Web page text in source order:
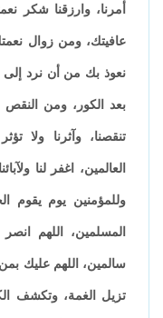
أمرنا، وارزقنا شكر
عافيتك، ومن زوال
نعوذ بك من أن نرد إلى
بعد الكور، ومن النقص
تنقصنا، وآثرنا ولا
العالمين، اغفر لنا
وللمؤمنين يوم يقوم
المسلمين، اللهم
سالمين، اللهم عليك
تزيل الغمة، وتكشف